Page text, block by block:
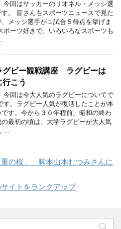
今回はサッカーのリオネル・メッシ選
。 皆さんもスポーツニュースで見た
メッシ選手が１試合５得点を挙げま
ポーツ好きで、いろいろなスポーツも
グビー観戦講座 ラグビーは
こう
今回は今大人気のラグビーについてで
す。ラグビー人気が復活したことが本
す。今から３０年程前、昭和の終わ
の最初の頃は、大学ラグビーが大人気
…
の桜」 脚本山本むつみさんに
イトをランクアップ